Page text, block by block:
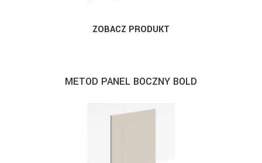
ZOBACZ PRODUKT
METOD PANEL BOCZNY BOLD